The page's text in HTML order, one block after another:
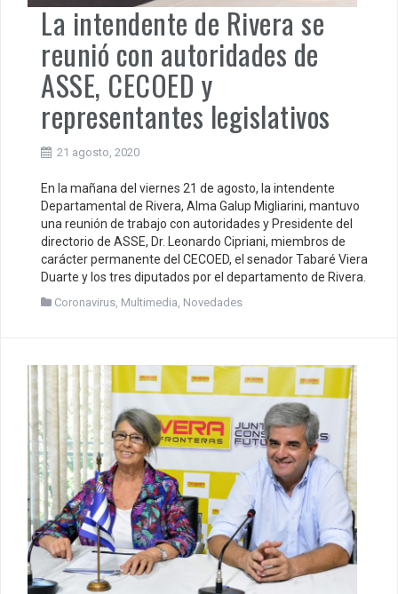
La intendente de Rivera se
reunió con autoridades de
ASSE, CECOED y
representantes legislativos
21 agosto, 2020
En la mañana del viernes 21 de agosto, la intendente
Departamental de Rivera, Alma Galup Migliarini, mantuvo
una reunión de trabajo con autoridades y Presidente del
directorio de ASSE, Dr. Leonardo Cipriani, miembros de
carácter permanente del CECOED, el senador Tabaré Viera
Duarte y los tres diputados por el departamento de Rivera.
Coronavirus Multimedia Novedades